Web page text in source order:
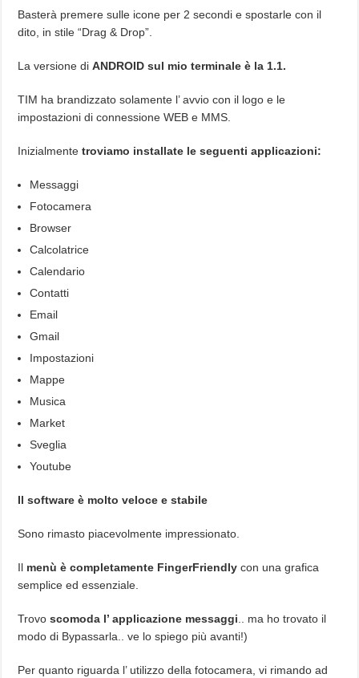
Basterà premere sulle icone per 2 secondi e spostarle con il
dito, in stile “Drag & Drop”.
La versione diANDROID sul mio terminale è la 1.1.
TIM ha brandizzato solamente l’ avvio con il logo e le
impostazioni di connessione WEB e MMS.
Inizialmente troviamo installate le seguenti applicazioni:
Messaggi
Fotocamera
Browser
Calcolatrice
Calendario
Contatti
Email
Gmail
Impostazioni
Mappe
Musica
Market
Sveglia
Youtube
Il software è molto veloce e stabile
Sono rimasto piacevolmente impressionato.
Il menù è completamente FingerFriendly con una grafica
semplice ed essenziale.
Trovoscomoda l’ applicazione messaggi .. ma ho trovato il
modo di Bypassarla.. ve lo spiego più avanti!)
Per quanto riguarda l’ utilizzo della fotocamera, vi rimando ad